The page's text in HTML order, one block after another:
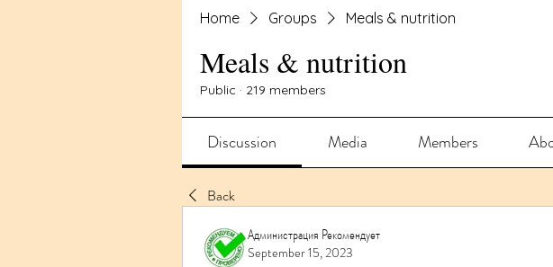
Home Groups Meals & nutrition
Meals & nutrition
Public · 219 members
Discussion Media Members
Back
Администрация Рекомендует
September 15, 2023